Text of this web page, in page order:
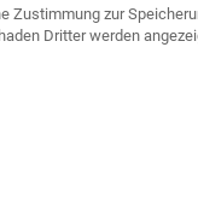
Zustimmung zur
Dritter werden